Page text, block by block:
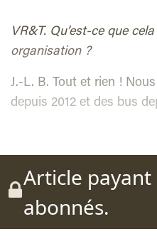
VR&T. Qu’est-ce que
organisation ?
J.-L. B. Tout et rien !
depuis 2012 et des bus
Article
abonnés.